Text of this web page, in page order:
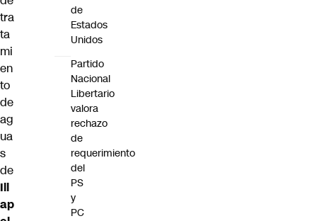
tra
ta
mi
en
to
de
ag
ua
s
de
Ill
ap
de
Estados
Unidos
Partido
Nacional
Libertario
valora
rechazo
de
requerimiento
del
PS
y
PC